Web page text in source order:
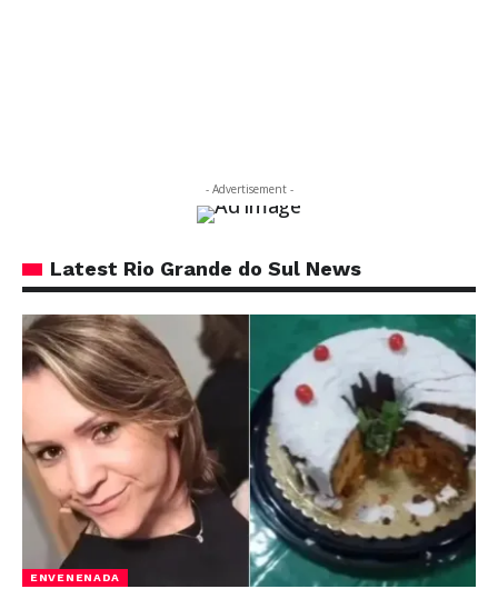
- Advertisement -
Latest Rio Grande do Sul News
ENVENENADA